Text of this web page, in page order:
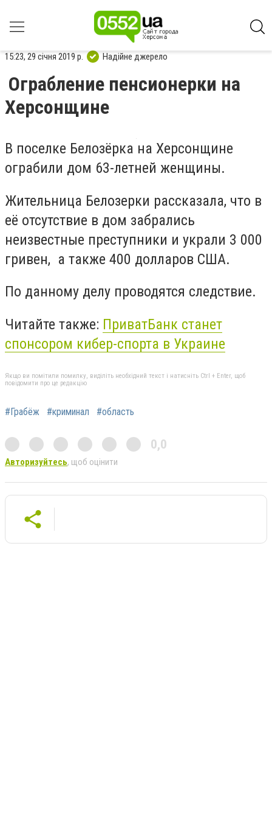
15:23, 29 січня 2019 р. Надійне джерело
Ограбление пенсионерки на
Херсонщине
В поселке Белозёрка на Херсонщине
ограбили дом 63-летней женщины.
Жительница Белозерки рассказала, что в
её отсутствие в дом забрались
неизвестные преступники и украли 3 000
гривен, а также 400 долларов США.
По данному делу проводятся следствие.
Читайте также: ПриватБанк станет
спонсором кибер-спорта в Украине
Якщо ви помітили помилку, виділіть необхідний текст і натисніть Ctrl + Enter, щоб
повідомити про це редакцію
#Грабёж #криминал #область
0,0
Авторизуйтесь, щоб оцінити